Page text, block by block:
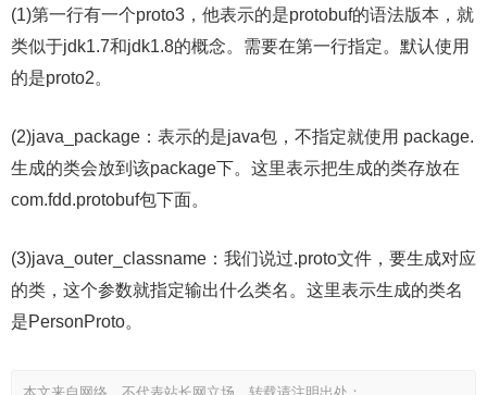
(1)第一行有一个proto3，他表示的是protobuf的语法版本，就
类似于jdk1.7和jdk1.8的概念。需要在第一行指定。默认使用
的是proto2。
(2)java_package：表示的是java包，不指定就使用 package.
生成的类会放到该package下。这里表示把生成的类存放在
com.fdd.protobuf包下面。
(3)java_outer_classname：我们说过.proto文件，要生成对应
的类，这个参数就指定输出什么类名。这里表示生成的类名
是PersonProto。